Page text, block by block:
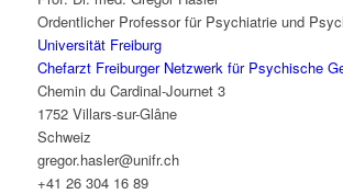
Ordentlicher Professor für Psychiatrie und
Universität Freiburg
Chefarzt Freiburger Netzwerk für Psychische
Chemin du Cardinal-Journet 3
1752 Villars-sur-Glâne
Schweiz
gregor.hasler@unifr.ch
+41 26 304 16 89